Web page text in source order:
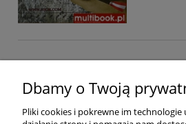
Pomoc
Dostawa
Dbamy o Twoją
Pliki cookies i pokrewne im